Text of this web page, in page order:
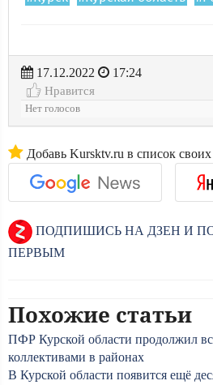
17.12.2022
17:24
Нравится
Нет голосов
Добавь Kursktv.ru в список
ПОДПИШИСЬ НА ДЗЕН И
ПЕРВЫМ
Похожие статьи
ПФР Курской области продолжил
коллективами в районах
В Курской области появится ещё